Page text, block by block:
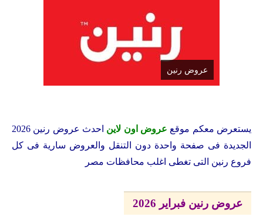
عروض رنين
يستعرض معكم موقع عروض اون لاين
احدث عروض رنين 2026
الجديدة فى صفحة واحدة دون التنقل والعروض سارية فى كل
فروع رنين التى تغطى اغلب محافظات مصر
عروض رنين فبراير 2026